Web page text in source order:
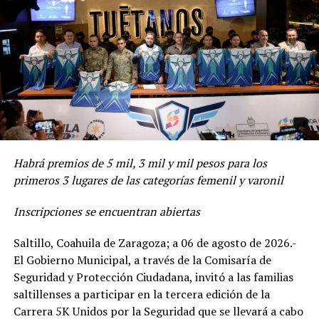
RELATED TOPICS:
UP NEXT
SEBASTIÁN GARCÍA CONQUISTA EL PREMIO ESTATAL DEL
DEPORTE COAHUILA 2025
DON'T MISS
RECAUDA CARRERA ARHCOS 100 MIL PESOS A BENEFICIO
DE DIF SALTILLO
“Sabemos que para el alcalde Javier Díaz González es
muy importante apoyar a la juventud saltillense y para
muestra este Mes de la Juventud, el cual comenzó con
esta exhibición de boxeo”, comentó el Director de la
Juventud.
importancia que le da el alcalde Javier Díaz González al
deporte como una de las estrategias para el desarrollo
integral de la juventud.
El funcionario municipal reiteró que el objetivo de estas
actividades es fortalecer el desarrollo integral de las y
los jóvenes, generar espacios de expresión, así como
brindar herramientas para su crecimiento personal,
académico, profesional y comunitario.
Habrá premios de 5 mil, 3 mil y mil pesos para los
primeros 3 lugares de las categorías femenil y varonil
Inscripciones se encuentran abiertas
Saltillo, Coahuila de Zaragoza; a 06 de agosto de 2026.-
El Gobierno Municipal, a través de la Comisaría de
Seguridad y Protección Ciudadana, invitó a las familias
saltillenses a participar en la tercera edición de la
Carrera 5K Unidos por la Seguridad que se llevará a cabo